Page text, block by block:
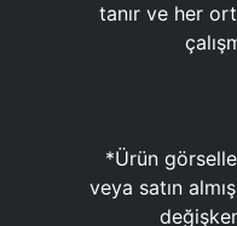
tanır ve her
*Ürün
veya satın